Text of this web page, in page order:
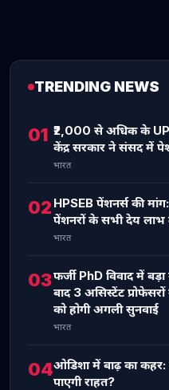
TRENDING NEWS
01 ₹2,000 से अधिक के
केंद्र सरकार ने संसद में
भारत
02 HPSEB पेंशनर्स की
पेंशनरों के सभी देय लाभ
भारत
03फर्जी PhD विवाद में
बाद 3 असिस्टेंट
को होगी अगली सुनवाई
भारत
04ओडिशा में बाढ़ का कहर:
पाएगी राहत?